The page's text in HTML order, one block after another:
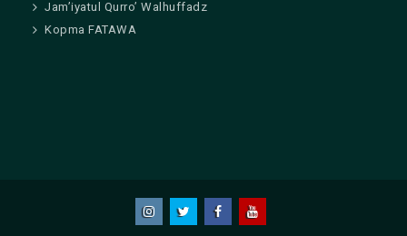
Jam’iyatul Qurro’ Walhuffadz
Kopma FATAWA